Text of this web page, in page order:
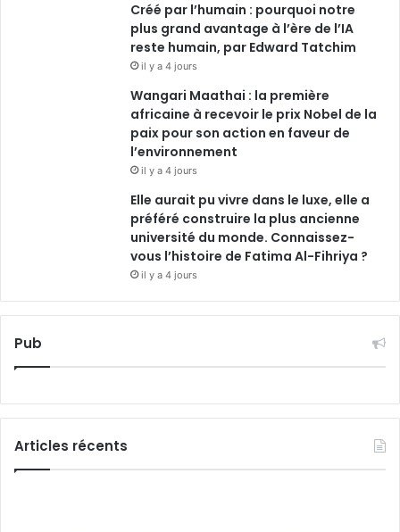
Créé par l’humain : pourquoi notre
plus grand avantage à l’ère de l’IA
reste humain, par Edward Tatchim
il y a 4 jours
Wangari Maathai : la première
africaine à recevoir le prix Nobel de la
paix pour son action en faveur de
l’environnement
il y a 4 jours
Elle aurait pu vivre dans le luxe, elle a
préféré construire la plus ancienne
université du monde. Connaissez-
vous l’histoire de Fatima Al-Fihriya ?
il y a 4 jours
Pub
Articles récents